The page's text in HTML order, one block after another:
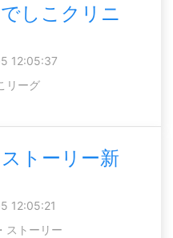
しこクリニ
12:05:37
リーグ
ストーリー新
12:05:21
ストーリー